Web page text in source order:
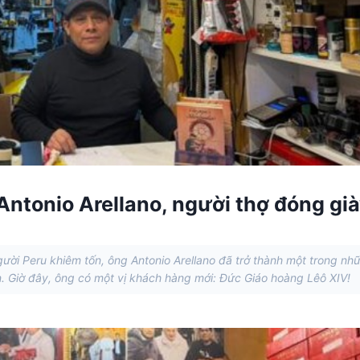
Arellano, người thợ đóng
Peru khiêm tốn, ông Antonio Arellano đã trở thành một trong
đây, ông có một vị khách hàng mới: Đức Giáo hoàng Lêô XIV!